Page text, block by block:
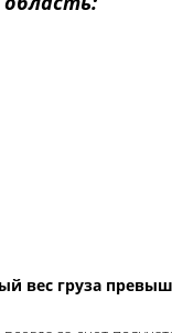
вес груза